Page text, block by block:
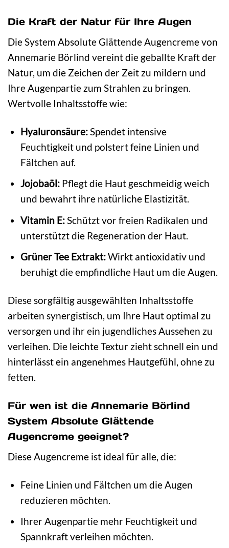
Die Kraft der Natur für Ihre Augen
Die System Absolute Glättende Augencreme von
Annemarie Börlind vereint die geballte Kraft der
Natur, um die Zeichen der Zeit zu mildern und
Ihre Augenpartie zum Strahlen zu bringen.
Wertvolle Inhaltsstoffe wie:
Hyaluronsäure:Spendet intensive
Feuchtigkeit und polstert feine Linien und
Fältchen auf.
Jojobaöl:Pflegt die Haut geschmeidig weich
und bewahrt ihre natürliche Elastizität.
Vitamin E:Schützt vor freien Radikalen und
unterstützt die Regeneration der Haut.
Grüner Tee Extrakt:Wirkt antioxidativ und
beruhigt die empfindliche Haut um die Augen.
Diese sorgfältig ausgewählten Inhaltsstoffe
arbeiten synergistisch, um Ihre Haut optimal zu
versorgen und ihr ein jugendliches Aussehen zu
verleihen. Die leichte Textur zieht schnell ein und
hinterlässt ein angenehmes Hautgefühl, ohne zu
fetten.
Für wen ist die Annemarie Börlind
System Absolute Glättende
Augencreme geeignet?
Diese Augencreme ist ideal für alle, die:
Feine Linien und Fältchen um die Augen
reduzieren möchten.
Ihrer Augenpartie mehr Feuchtigkeit und
Spannkraft verleihen möchten.